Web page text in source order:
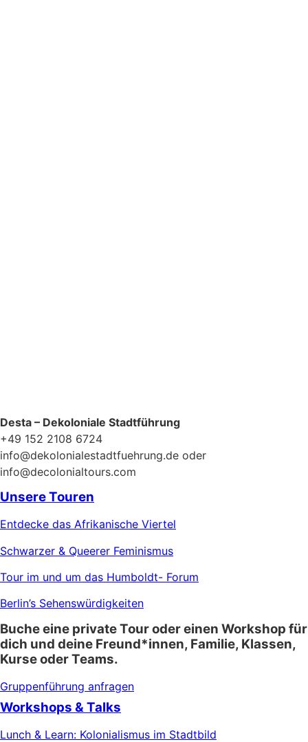
Desta – Dekoloniale Stadtführung
+49 152 2108 6724
info@dekolonialestadtfuehrung.de oder
info@decolonialtours.com
Unsere Touren
Entdecke das Afrikanische Viertel
Schwarzer & Queerer Feminismus
Tour im und um das Humboldt- Forum
Berlin’s Sehenswürdigkeiten
Buche eine private Tour oder einen Workshop für
dich und deine Freund*innen, Familie, Klassen,
Kurse oder Teams.
Gruppenführung anfragen
Workshops & Talks
Lunch & Learn: Kolonialismus im Stadtbild